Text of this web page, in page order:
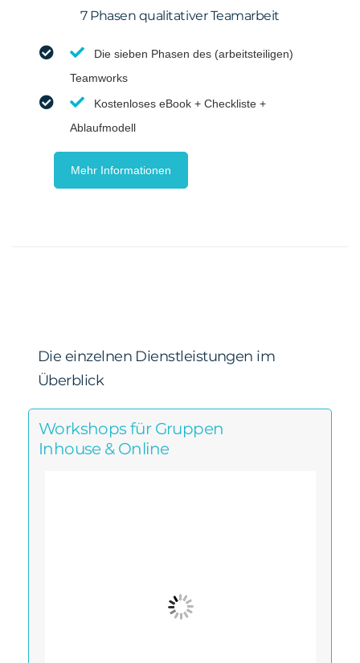
7 Phasen qualitativer Teamarbeit
Die sieben Phasen des (arbeitsteiligen)
Teamworks
Kostenloses eBook + Checkliste +
Ablaufmodell
Mehr Informationen
Die einzelnen Dienstleistungen im
Überblick
Workshops für Gruppen
Inhouse & Online